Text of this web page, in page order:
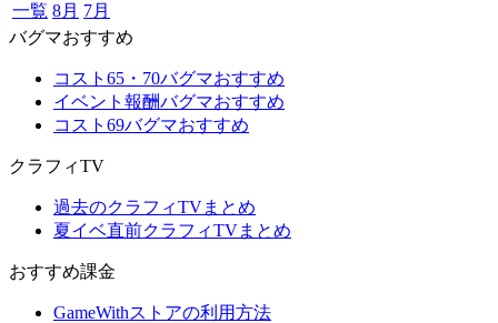
一覧 8月 7月
バグマおすすめ
コスト65・70バグマおすすめ
イベント報酬バグマおすすめ
コスト69バグマおすすめ
クラフィTV
過去のクラフィTVまとめ
夏イベ直前クラフィTVまとめ
おすすめ課金
GameWithストアの利用方法